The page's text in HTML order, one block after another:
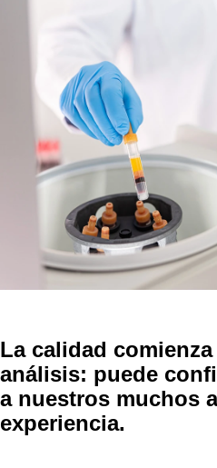
La calidad
análisis: puede
a nuestros muchos
experiencia.